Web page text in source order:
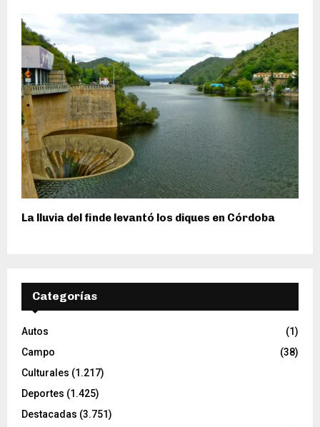
La lluvia del finde levantó los diques en Córdoba
Categorías
Autos
(1)
Campo
(38)
Culturales (1.217)
Deportes (1.425)
Destacadas (3.751)